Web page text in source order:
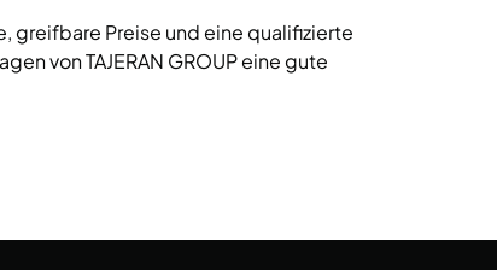
greifbare Preise und eine qualifizierte
von TAJERAN GROUP eine gute